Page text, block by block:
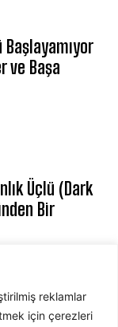
reklamlar
için çerezleri
ve Başa
Üçlü (Dark
Bir